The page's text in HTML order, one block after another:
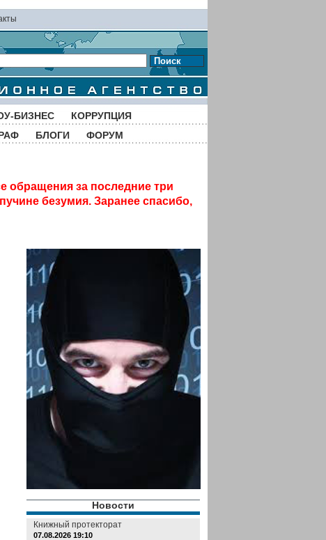
Поиск
БИЗНЕС
КОРРУПЦИЯ
БЛОГИ ФОРУМ
обращения за последние три
безумия. Заранее спасибо,
Новости
Книжный протекторат
07.08.2026 19:10